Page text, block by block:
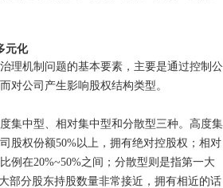
元化
机制问题的基本要素，主要是通过控制公
对公司产生影响股权结构类型。
中型、相对集中型和分散型三种。高度集
股权份额50%以上，拥有绝对控股权；相对
例在20%~50%之间；分散型则是指第一大
部分股东持股数量非常接近，拥有相近的话